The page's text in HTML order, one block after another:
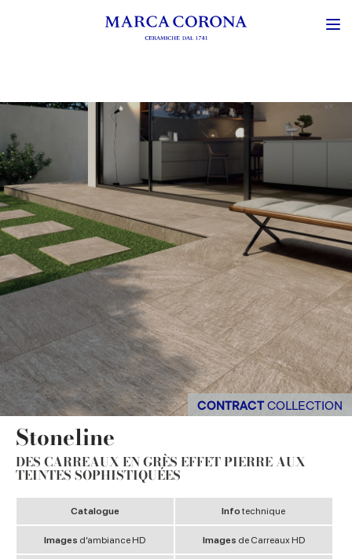
CONTRACTCOLLECTION
Stoneline
DES CARREAUX EN GRÈS EFFET PIERRE AUX
TEINTES SOPHISTIQUÉES
Catalogue Infotechnique
Images d’ambiance HD Images de Carreaux HD